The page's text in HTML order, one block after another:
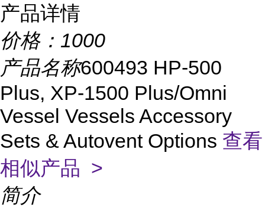
产品详情
价格： 1000
产品名称600493 HP-500
Plus, XP-1500 Plus/Omni
Vessel Vessels Accessory
Sets & Autovent Options 查看
相似产品 >
简介